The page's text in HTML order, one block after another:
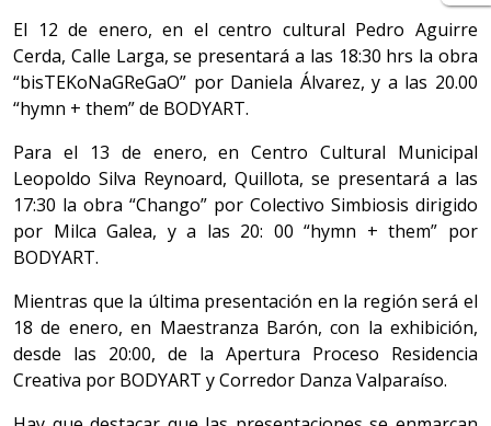
El 12 de enero, en el centro cultural Pedro Aguirre
Cerda, Calle Larga, se presentará a las 18:30 hrs la obra
“bisTEKoNaGReGaO” por Daniela Álvarez, y a las 20.00
“hymn + them” de BODYART.
Para el 13 de enero, en Centro Cultural Municipal
Leopoldo Silva Reynoard, Quillota, se presentará a las
17:30 la obra “Chango” por Colectivo Simbiosis dirigido
por Milca Galea, y a las 20: 00 “hymn + them” por
BODYART.
Mientras que la última presentación en la región será el
18 de enero, en Maestranza Barón, con la exhibición,
desde las 20:00, de la Apertura Proceso Residencia
Creativa por BODYART y Corredor Danza Valparaíso.